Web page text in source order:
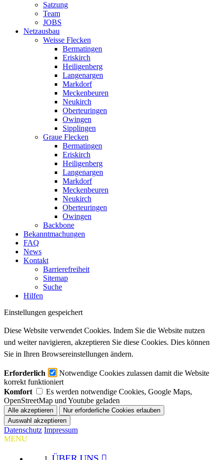
Satzung
Team
JOBS
Netzausbau
Weisse Flecken
Bermatingen
Eriskirch
Heiligenberg
Langenargen
Markdorf
Meckenbeuren
Neukirch
Oberteuringen
Owingen
Sipplingen
Graue Flecken
Bermatingen
Eriskirch
Heiligenberg
Langenargen
Markdorf
Meckenbeuren
Neukirch
Oberteuringen
Owingen
Backbone
Bekanntmachungen
FAQ
News
Kontakt
Barrierefreiheit
Sitemap
Suche
Hilfen
Einstellungen gespeichert
Diese Website verwendet Cookies. Indem Sie die Website nutzen
und weiter navigieren, akzeptieren Sie diese Cookies. Dies können
Sie in Ihren Browsereinstellungen ändern.
Erforderlich
Notwendige Cookies zulassen damit die Website
korrekt funktioniert
Komfort
Es werden notwendige Cookies, Google Maps,
OpenStreetMap und Youtube geladen
Datenschutz Impressum
MENU